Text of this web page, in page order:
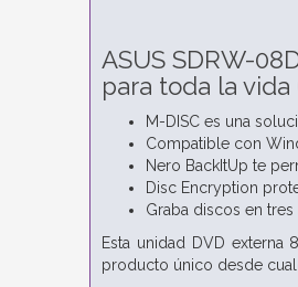
ASUS SDRW-
para toda la
M-DISC es una
Compatible con
Nero BackItUp te
Disc Encryption
Graba discos en
Esta unidad DVD externa
producto único desde